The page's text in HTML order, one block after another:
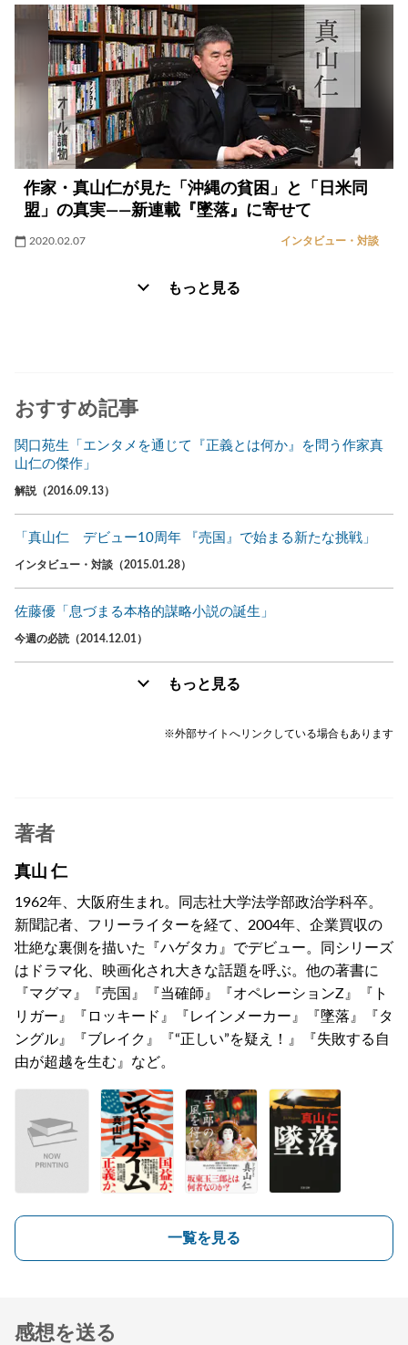
作家・真山仁が見た「沖縄の貧困」と「日米同
盟」の真実――新連載『墜落』に寄せて
2020.02.07 インタビュー・対談
もっと見る
おすすめ記事
関口苑生「エンタメを通じて『正義とは何か』を問う作家真
山仁の傑作」
解説（2016.09.13）
「真山仁 デビュー10周年 『売国』で始まる新たな挑戦」
インタビュー・対談（2015.01.28）
佐藤優「息づまる本格的謀略小説の誕生」
今週の必読（2014.12.01）
もっと見る
※外部サイトへリンクしている場合もあります
著者
真山 仁
1962年、大阪府生まれ。同志社大学法学部政治学科卒。
新聞記者、フリーライターを経て、2004年、企業買収の
壮絶な裏側を描いた『ハゲタカ』でデビュー。同シリーズ
はドラマ化、映画化され大きな話題を呼ぶ。他の著書に
『マグマ』『売国』『当確師』『オペレーションZ』『ト
リガー』『ロッキード』『レインメーカー』『墜落』『タ
ングル』『ブレイク』『“正しい”を疑え！』『失敗する自
由が超越を生む』など。
一覧を見る
感想を送る